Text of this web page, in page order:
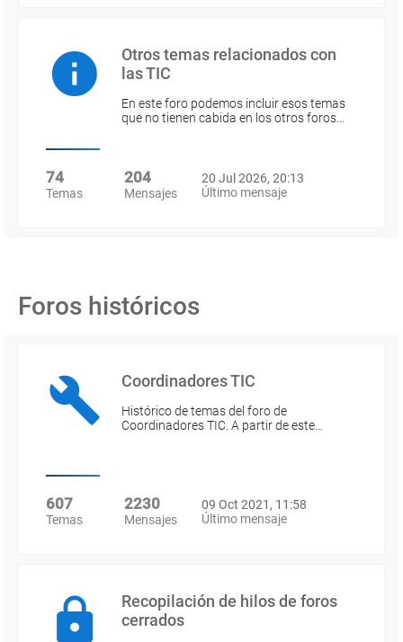
Otros temas relacionados con
las TIC
En este foro podemos incluir esos temas
que no tienen cabida en los otros foros…
74
Temas
204
Mensajes
20 Jul 2026, 20:13
Último mensaje
Foros históricos
Coordinadores TIC
Histórico de temas del foro de
Coordinadores TIC. A partir de este…
607
Temas
2230
Mensajes
09 Oct 2021, 11:58
Último mensaje
Recopilación de hilos de foros
cerrados